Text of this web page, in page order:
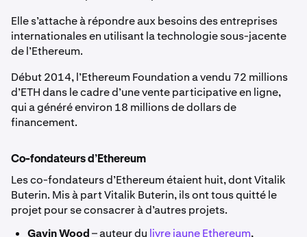
Elle s’attache à répondre aux besoins des entreprises
internationales en utilisant la technologie sous-jacente
de l’Ethereum.
Début 2014, l’Ethereum Foundation a vendu 72 millions
d’ETH dans le cadre d’une vente participative en ligne,
qui a généré environ 18 millions de dollars de
financement.
Co-fondateurs d’Ethereum
Les co-fondateurs d’Ethereum étaient huit, dont Vitalik
Buterin. Mis à part Vitalik Buterin, ils ont tous quitté le
projet pour se consacrer à d’autres projets.
Gavin Wood– auteur du livre jaune Ethereum,